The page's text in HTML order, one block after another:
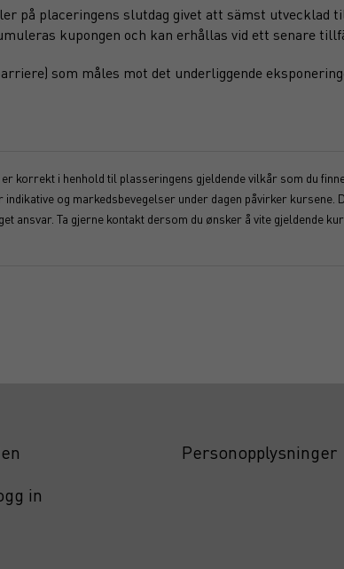
på placeringens slutdag givet att sämst utvecklad
kupongen och kan erhållas vid ett senare
som måles mot det underliggende
korrekt i henhold til plasseringens gjeldende vilkår som du
og markedsbevegelser under dagen påvirker
ansvar. Ta gjerne kontakt dersom du ønsker å vite gjeldende
in
Personopplysninger